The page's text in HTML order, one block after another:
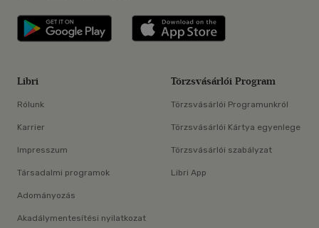
Libri applikáció Szerezd meg: Google
Libri
Rólunk
Karrier
Impresszum
Társadalmi programok
Adományozás
Akadálymentesítési nyilatkozat
Törzsvásárlói Program
Törzsvásárlói Programunkról
Törzsvásárlói Kártya egyenlege
Törzsvásárlói szabályzat
Libri App